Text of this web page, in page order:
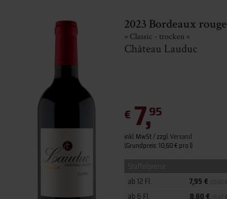
2023 Bordeaux rouge
» Classic - trocken «
Château Lauduc
€ 7,95
inkl. MwSt. / zzgl.Versand
(Grundpreis: 10,60 € pro l)
ab 6 Fl. 8,60 €
ab 12 Fl. 7,95 €